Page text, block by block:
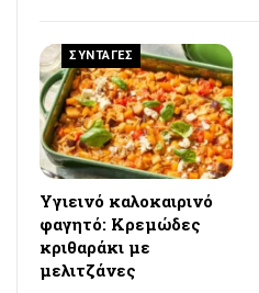
ΣΥΝΤΑΓΕΣ
Υγιεινό καλοκαιρινό
φαγητό: Κρεμώδες
κριθαράκι με
μελιτζάνες